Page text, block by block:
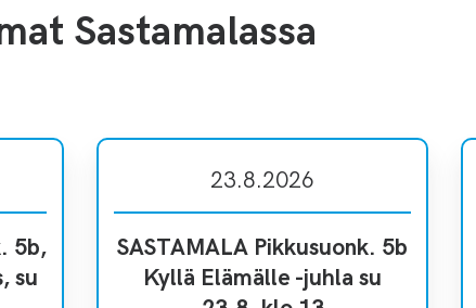
Sastamalassa
5b,
su
23.8.2026
SASTAMALA Pikkusuonk. 5b
Kyllä Elämälle -juhla su